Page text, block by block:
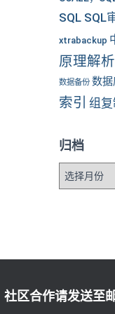
SQL SQL
xtrabackup
原理解析
数据备份 数据
索引 组复
归档
社区合作请发送至